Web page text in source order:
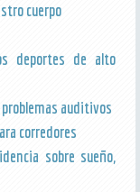
cuerpo
deportes de alto
auditivos
corredores
sobre sueño,